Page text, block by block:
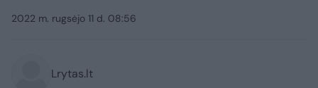
2022 m. rugsėjo 11 d. 08:56
Lrytas.lt